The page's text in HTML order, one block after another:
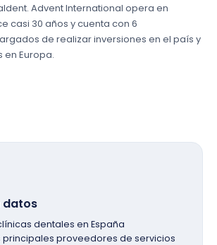
Advent International opera en
casi 30 años y cuenta con 6
de realizar inversiones en el país y
Europa.
datos
dentales en España
principales proveedores de servicios